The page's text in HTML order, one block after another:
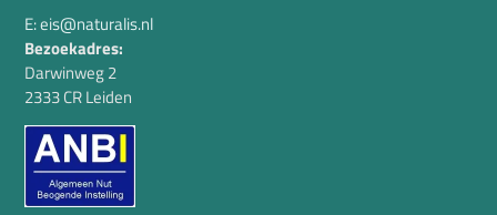
E: eis@naturalis.nl
Bezoekadres:
Darwinweg 2
2333 CR Leiden